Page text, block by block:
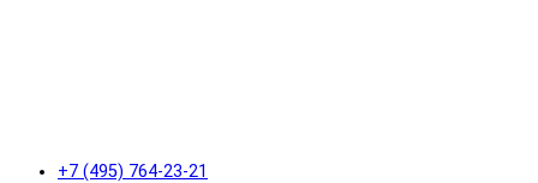
+7 (495) 764-23-21